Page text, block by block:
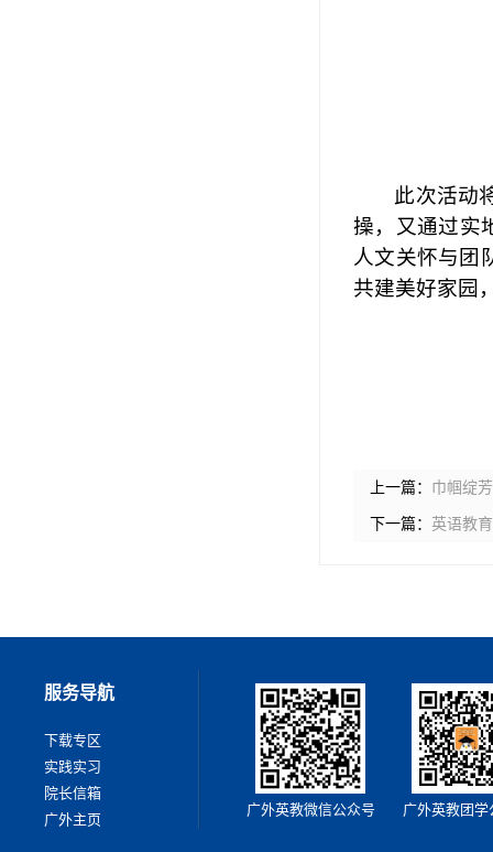
此次活动
操，又通过实
人文关怀与团
共建美好家园
上一篇： 巾帼绽
下一篇： 英语教
服务导航
下载专区
实践实习
院长信箱
广外主页
广外英教微信公众号 广外英教团学